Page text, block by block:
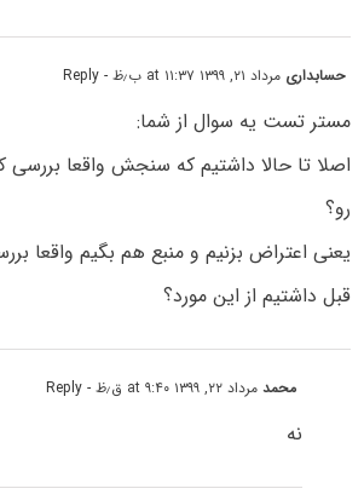
حسابداری مرداد ۲۱, ۱۳۹۹ at ۱۱:۳۷ ب٫ظ - Reply
مستر تست یه سوال از شما:
اصلا تا حالا داشتیم که سنجش واقعا بررسی
رو؟
یعنی اعتراض بزنیم و منبع هم بگیم واقعا
قبل داشتیم از این مورد؟
محمدمرداد ۲۲, ۱۳۹۹ at ۹:۴۰ ق٫ظ - Reply
نه